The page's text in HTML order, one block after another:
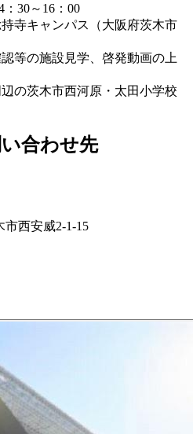
30～16：00
寺キャンパス（大阪府茨木市
等の施設見学、啓発動画の上
の茨木市西河原・太田小学校
合わせ先
市西安威2-1-15